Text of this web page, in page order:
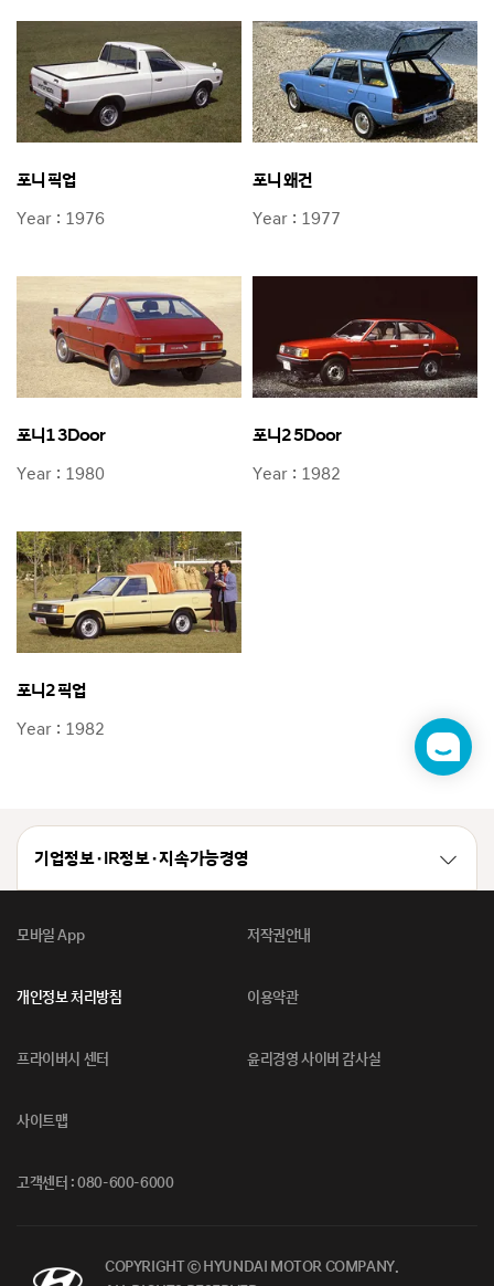
포니 픽업
Year : 1976
포니 왜건
Year : 1977
포니1 3Door
Year : 1980
포니2 5Door
Year : 1982
포니2 픽업
Year : 1982
챗
봇
기업정보 · IR정보 · 지속가능경영
모바일 App 저작권안내
개인정보 처리방침 이용약관
프라이버시 센터 윤리경영 사이버 감사실
사이트맵
고객센터 : 080-600-6000
COPYRIGHT ⓒ HYUNDAI MOTOR COMPANY.